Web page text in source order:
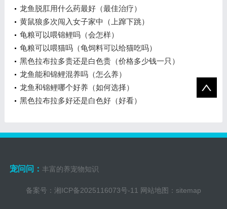
龙鱼脱肛用什么药最好（最佳治疗）
黄鼠狼多次闯入女子家中（上蹿下跳）
龟粮可以喂锦鲤吗（会怎样）
龟粮可以喂猫吗（龟饲料可以给猫吃吗）
黑色拉布拉多贵还是白色贵（价格多少钱一只）
龙鱼能和锦鲤混养吗（怎么养）
龙鱼和锦鲤哪个好养（如何选择）
黑色拉布拉多好还是白色好（好看）
宠问问： 丰富的养宠物知识
备案号： 湘ICP备2025116073号-11 网站地图： sitemap